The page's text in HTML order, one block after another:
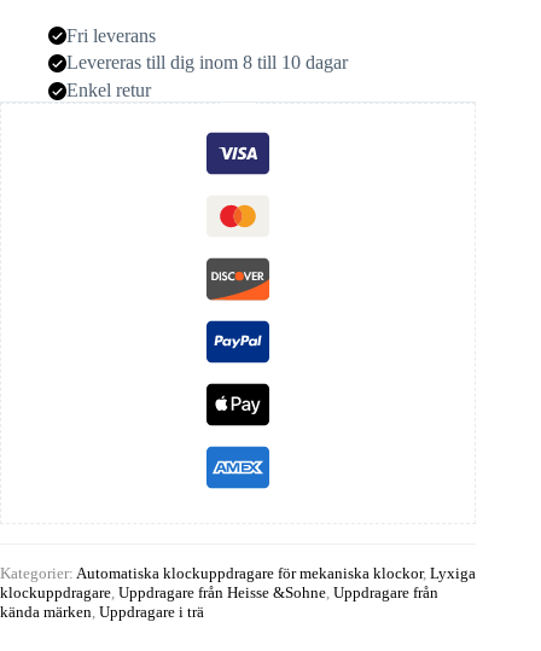
Fri leverans
Levereras till dig inom 8 till 10 dagar
Enkel retur
Kategorier: Automatiska klockuppdragare för mekaniska klockor, Lyxiga
klockuppdragare, Uppdragare från Heisse &Sohne, Uppdragare från
kända märken, Uppdragare i trä